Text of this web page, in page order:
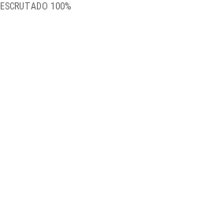
ESCRUTADO 100%